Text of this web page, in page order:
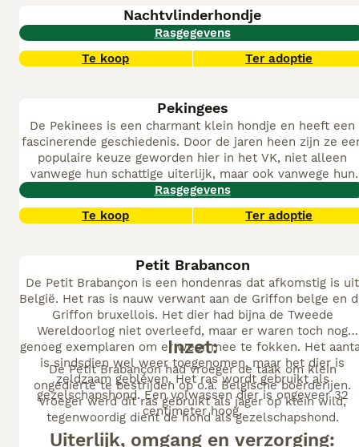
van aard zijn, hebben ze een beetje een koppige streak,
maar met dit gezegd zijn Morkies intelligent en daarom
gemakkelijk te trainen en in tegenstelling tot veel
speelgoed- en kleine rassen staan ze er niet om bekend
Nachtvlinderhondje
Rasgegevens
Te koop
Ter adoptie
Pekingees
De Pekinees is een charmant klein hondje en heeft een
fascinerende geschiedenis. Door de jaren heen zijn ze
populaire keuze geworden hier in het VK, niet alleen
vanwege hun schattige uiterlijk, maar ook vanwege hun
vriendelijke, loyale en aanhankelijke aard. De Pekinees
vandaag is nog steeds veel hetzelfde als de honden van
vroeger en ze hebben hun weg gevonden naar de harten
oudere mensen omdat ze niet al te veeleisend zijn wat
betreft dagelijkse lichaamsbeweging. Dat gezegd
hebbende, is de Pekinees ook geen luie bankhanger;
van deze kleine honden genieten grondig van en doen
goed in allerlei hondensporten, waaronder mini-agility.
Rasgegevens
Te koop
Ter adoptie
Petit Brabancon
De Petit Brabançon is een hondenras dat afkomstig is uit
België. Het ras is nauw verwant aan de Griffon belge en
Griffon bruxellois. Het dier had bijna de Tweede
Wereldoorlog niet overleefd, maar er waren toch nog
genoeg exemplaren om er weer mee te fokken. Het
is sindsdien wel weer toegenomen, maar het dier is
zeldzaam gebleven. Het ras wordt gebruikt als
gezelschapshond. Een volwassen dier is ongeveer 32
centimeter hoog.
Inzet:
De Petit Brabançon had vroeger de taak om klein
ongedierte te bestrijden op o.a. Belgische boerderijen.
Vroeger werd dit ras gebruikt als jager op klein wild,
tegenwoordig dient de hond als gezelschapshond.
Uiterlijk, omgang en verzorging: